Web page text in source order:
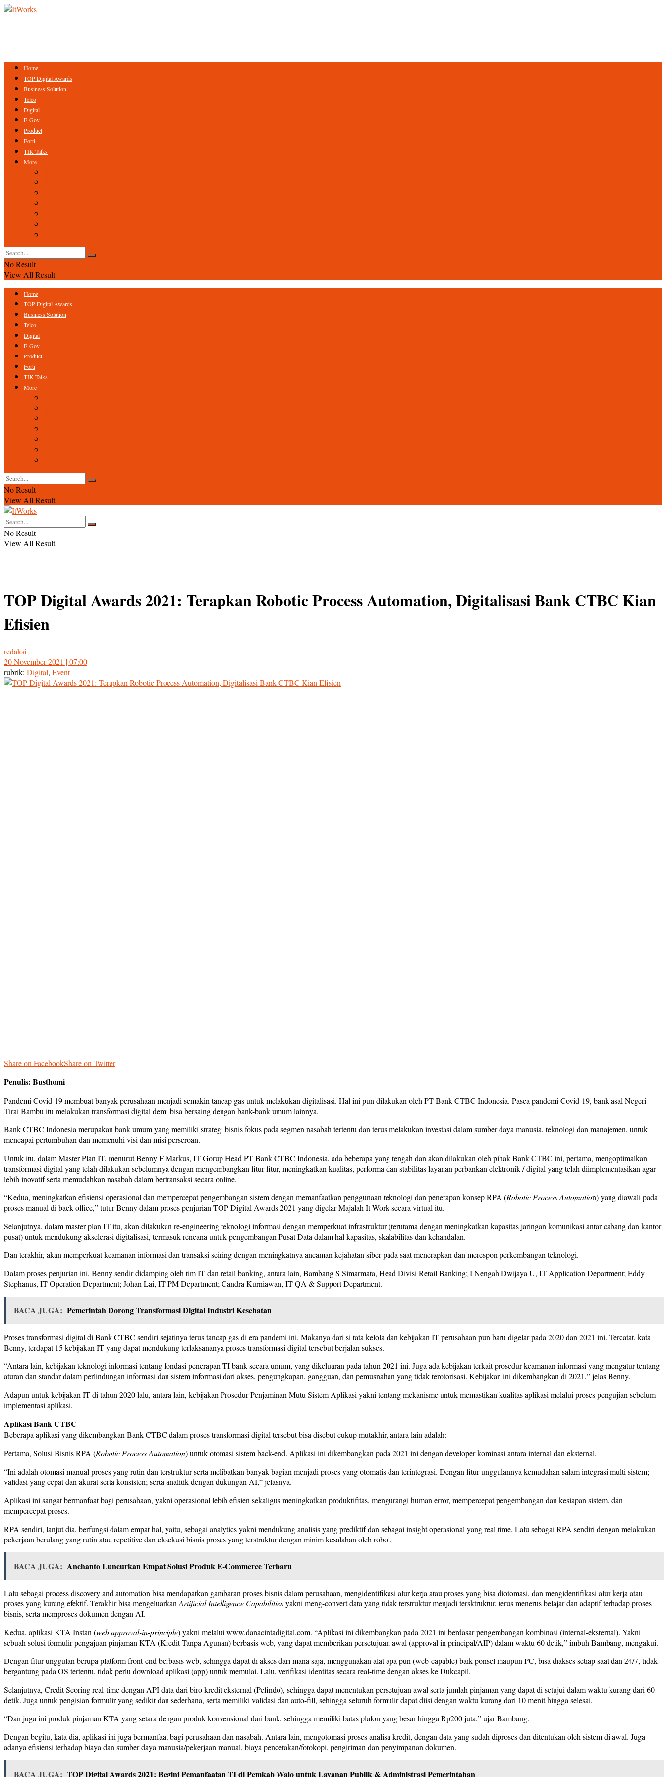
Home
TOP Digital Awards
Business Solution
Telco
Digital
E-Gov
Product
Forti
TIK Talks
More
No Result
View All Result
Home
TOP Digital Awards
Business Solution
Telco
Digital
E-Gov
Product
Forti
TIK Talks
More
No Result
View All Result
No Result
View All Result
TOP Digital Awards 2021: Terapkan Robotic Process Automation, Digitalisasi Bank CTBC Kian
Efisien
redaksi
20 November 2021 | 07:00
rubrik: Digital, Event
Share on FacebookShare on Twitter
Penulis: Busthomi
Pandemi Covid-19 membuat banyak perusahaan menjadi semakin tancap gas untuk melakukan digitalisasi. Hal ini pun dilakukan oleh PT Bank CTBC Indonesia. Pasca pandemi Covid-19, bank asal Negeri
Tirai Bambu itu melakukan transformasi digital demi bisa bersaing dengan bank-bank umum lainnya.
Bank CTBC Indonesia merupakan bank umum yang memiliki strategi bisnis fokus pada segmen nasabah tertentu dan terus melakukan investasi dalam sumber daya manusia, teknologi dan manajemen, untuk
mencapai pertumbuhan dan memenuhi visi dan misi perseroan.
Untuk itu, dalam Master Plan IT, menurut Benny F Markus, IT Gorup Head PT Bank CTBC Indonesia, ada beberapa yang tengah dan akan dilakukan oleh pihak Bank CTBC ini, pertama, mengoptimalkan
transformasi digital yang telah dilakukan sebelumnya dengan mengembangkan fitur-fitur, meningkatkan kualitas, performa dan stabilitas layanan perbankan elektronik / digital yang telah diimplementasikan agar
lebih inovatif serta memudahkan nasabah dalam bertransaksi secara online.
“Kedua, meningkatkan efisiensi operasional dan mempercepat pengembangan sistem dengan memanfaatkan penggunaan teknologi dan penerapan konsep RPA (Robotic Process Automation) yang diawali pada
proses manual di back office,” tutur Benny dalam proses penjurian TOP Digital Awards 2021 yang digelar Majalah It Work secara virtual itu.
Selanjutnya, dalam master plan IT itu, akan dilakukan re-engineering teknologi informasi dengan memperkuat infrastruktur (terutama dengan meningkatkan kapasitas jaringan komunikasi antar cabang dan kantor
pusat) untuk mendukung akselerasi digitalisasi, termasuk rencana untuk pengembangan Pusat Data dalam hal kapasitas, skalabilitas dan kehandalan.
Dan terakhir, akan memperkuat keamanan informasi dan transaksi seiring dengan meningkatnya ancaman kejahatan siber pada saat menerapkan dan merespon perkembangan teknologi.
Dalam proses penjurian ini, Benny sendir didamping oleh tim IT dan retail banking, antara lain, Bambang S Simarmata, Head Divisi Retail Banking; I Nengah Dwijaya U, IT Application Department; Eddy
Stephanus, IT Operation Department; Johan Lai, IT PM Department; Candra Kurniawan, IT QA & Support Department.
BACA JUGA: Pemerintah Dorong Transformasi Digital Industri Kesehatan
Proses transformasi digital di Bank CTBC sendiri sejatinya terus tancap gas di era pandemi ini. Makanya dari si tata kelola dan kebijakan IT perusahaan pun baru digelar pada 2020 dan 2021 ini. Tercatat, kata
Benny, terdapat 15 kebijakan IT yang dapat mendukung terlaksananya proses transformasi digital tersebut berjalan sukses.
“Antara lain, kebijakan teknologi informasi tentang fondasi penerapan TI bank secara umum, yang dikeluaran pada tahun 2021 ini. Juga ada kebijakan terkait prosedur keamanan informasi yang mengatur tentang
aturan dan standar dalam perlindungan informasi dan sistem informasi dari akses, pengungkapan, gangguan, dan pemusnahan yang tidak terotorisasi. Kebijakan ini dikembangkan di 2021,” jelas Benny.
Adapun untuk kebijakan IT di tahun 2020 lalu, antara lain, kebijakan Prosedur Penjaminan Mutu Sistem Aplikasi yakni tentang mekanisme untuk memastikan kualitas aplikasi melalui proses pengujian sebelum
implementasi aplikasi.
Aplikasi Bank CTBC
Beberapa aplikasi yang dikembangkan Bank CTBC dalam proses transformasi digital tersebut bisa disebut cukup mutakhir, antara lain adalah:
Pertama, Solusi Bisnis RPA (Robotic Process Automation) untuk otomasi sistem back-end. Aplikasi ini dikembangkan pada 2021 ini dengan developer kominasi antara internal dan eksternal.
“Ini adalah otomasi manual proses yang rutin dan terstruktur serta melibatkan banyak bagian menjadi proses yang otomatis dan terintegrasi. Dengan fitur unggulannya kemudahan salam integrasi multi sistem;
validasi yang cepat dan akurat serta konsisten; serta analitik dengan dukungan AI,” jelasnya.
Aplikasi ini sangat bermanfaat bagi perusahaan, yakni operasional lebih efisien sekaligus meningkatkan produktifitas, mengurangi human error, mempercepat pengembangan dan kesiapan sistem, dan
mempercepat proses.
RPA sendiri, lanjut dia, berfungsi dalam empat hal, yaitu, sebagai analytics yakni mendukung analisis yang prediktif dan sebagai insight operasional yang real time. Lalu sebagai RPA sendiri dengan melakukan
pekerjaan berulang yang rutin atau repetitive dan eksekusi bisnis proses yang terstruktur dengan minim kesalahan oleh robot.
BACA JUGA: Anchanto Luncurkan Empat Solusi Produk E-Commerce Terbaru
Lalu sebagai process discovery and automation bisa mendapatkan gambaran proses bisnis dalam perusahaan, mengidentifikasi alur kerja atau proses yang bisa diotomasi, dan mengidentifikasi alur kerja atau
proses yang kurang efektif. Terakhir bisa mengeluarkan Artificial Intelligence Capabilitiesyakni meng-convert data yang tidak terstruktur menjadi tersktruktur, terus menerus belajar dan adaptif terhadap proses
bisnis, serta memproses dokumen dengan AI.
Kedua, aplikasi KTA Instan (web approval-in-principle) yakni melalui www.danacintadigital.com. “Aplikasi ini dikembangkan pada 2021 ini berdasar pengembangan kombinasi (internal-eksternal). Yakni
sebuah solusi formulir pengajuan pinjaman KTA (Kredit Tanpa Agunan) berbasis web, yang dapat memberikan persetujuan awal (approval in principal/AIP) dalam waktu 60 detik,” imbuh Bambang, mengakui.
Dengan fitur unggulan berupa platform front-end berbasis web, sehingga dapat di akses dari mana saja, menggunakan alat apa pun (web-capable) baik ponsel maupun PC, bisa diakses setiap saat dan 24/7, tidak
bergantung pada OS tertentu, tidak perlu download aplikasi (app) untuk memulai. Lalu, verifikasi identitas secara real-time dengan akses ke Dukcapil.
Selanjutnya, Credit Scoring real-time dengan API data dari biro kredit eksternal (Pefindo), sehingga dapat menentukan persetujuan awal serta jumlah pinjaman yang dapat di setujui dalam waktu kurang dari 60
detik. Juga untuk pengisian formulir yang sedikit dan sederhana, serta memiliki validasi dan auto-fill, sehingga seluruh formulir dapat diisi dengan waktu kurang dari 10 menit hingga selesai.
“Dan juga ini produk pinjaman KTA yang setara dengan produk konvensional dari bank, sehingga memiliki batas plafon yang besar hingga Rp200 juta,” ujar Bambang.
Dengan begitu, kata dia, aplikasi ini juga bermanfaat bagi perusahaan dan nasabah. Antara lain, mengotomasi proses analisa kredit, dengan data yang sudah diproses dan ditentukan oleh sistem di awal. Juga
adanya efisiensi terhadap biaya dan sumber daya manusia/pekerjaan manual, biaya pencetakan/fotokopi, pengiriman dan penyimpanan dokumen.
BACA JUGA: TOP Digital Awards 2021: Begini Pemanfaatan TI di Pemkab Wajo untuk Layanan Publik & Administrasi Pemerintahan